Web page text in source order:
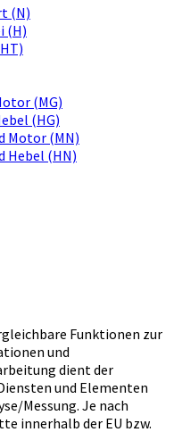
(N)
(H)
(MG)
(HG)
Motor (MN)
Hebel (HN)
Funktionen zur
und
dient der
und Elementen
Messung. Je nach
innerhalb der EU bzw.